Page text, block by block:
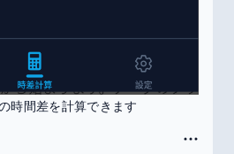
時間差を計算できます